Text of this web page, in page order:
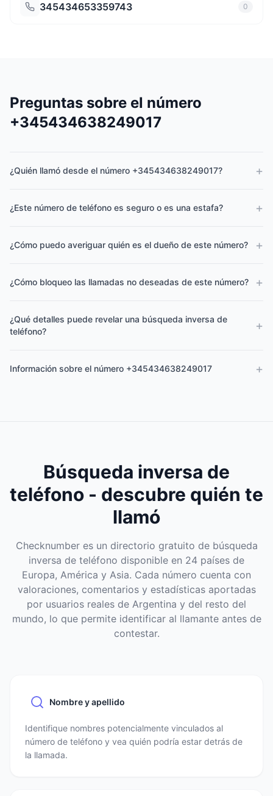
345434653359743 0
Preguntas sobre el número
+345434638249017
¿Quién llamó desde el número +345434638249017? +
¿Este número de teléfono es seguro o es una estafa? +
¿Cómo puedo averiguar quién es el dueño de este número? +
¿Cómo bloqueo las llamadas no deseadas de este número? +
¿Qué detalles puede revelar una búsqueda inversa de
teléfono?
+
Información sobre el número +345434638249017 +
Búsqueda inversa de
teléfono - descubre quién te
llamó
Checknumber es un directorio gratuito de búsqueda
inversa de teléfono disponible en 24 países de
Europa, América y Asia. Cada número cuenta con
valoraciones, comentarios y estadísticas aportadas
por usuarios reales de Argentina y del resto del
mundo, lo que permite identificar al llamante antes de
contestar.
Nombre y apellido
Identifique nombres potencialmente vinculados al
número de teléfono y vea quién podría estar detrás de
la llamada.